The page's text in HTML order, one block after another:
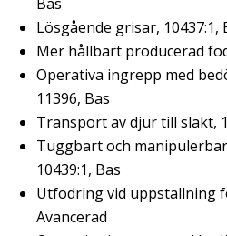
Lösgående grisar, 10437:1,
Mer hållbart producerad
Operativa ingrepp med
11396, Bas
Transport av djur till slakt,
Tuggbart och
10439:1, Bas
Utfodring vid uppstallning
Avancerad